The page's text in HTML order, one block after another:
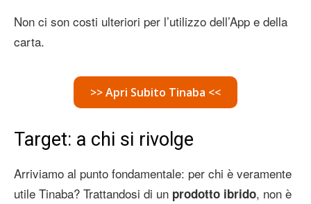
Non ci son costi ulteriori per l’utilizzo dell’App e della
carta.
>> Apri Subito Tinaba <<
Target: a chi si rivolge
Arriviamo al punto fondamentale: per chi è veramente
utile Tinaba? Trattandosi di un prodotto ibrido, non è